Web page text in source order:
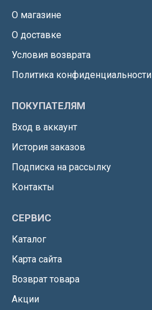
О магазине
О доставке
Условия возврата
Политика конфиденциальности
ПОКУПАТЕЛЯМ
Вход в аккаунт
История заказов
Подписка на рассылку
Контакты
СЕРВИС
Каталог
Карта сайта
Возврат товара
Акции